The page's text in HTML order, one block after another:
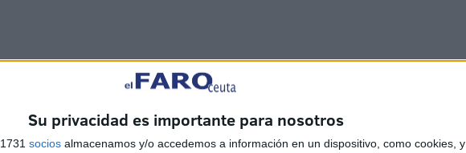
Su privacidad es importante para nosotros
socios almacenamos y/o accedemos a información en un dispositivo, como cookies, y
"en una o dos comunidades" sería muy
una especie de dominó que es complicado controlar",